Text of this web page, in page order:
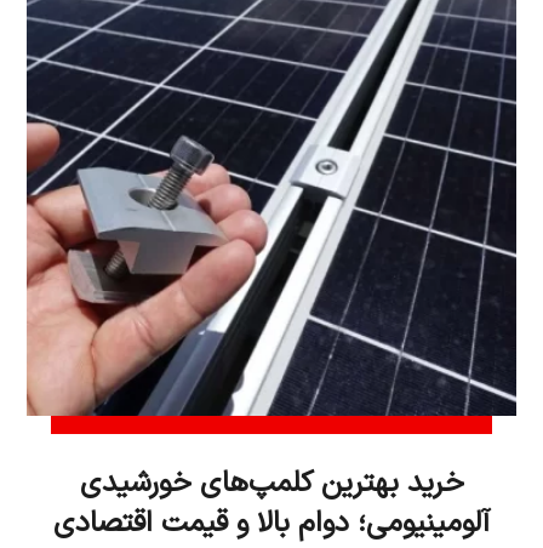
خرید بهترین کلمپ‌های خورشیدی
آلومینیومی؛ دوام بالا و قیمت اقتصادی